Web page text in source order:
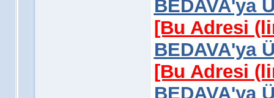
BEDAVA'ya
[Bu Adresi
BEDAVA'ya
[Bu Adresi
BEDAVA'ya